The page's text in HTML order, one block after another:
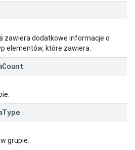
zawiera dodatkowe informacje o
elementów, które zawiera.
Count
Type
grupie.